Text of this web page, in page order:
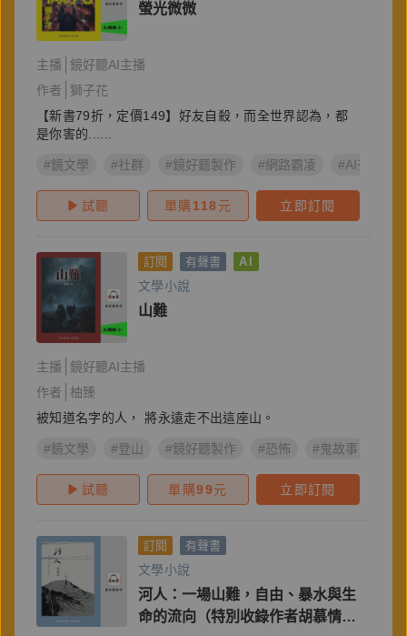
螢光微微
主播
鏡好聽AI主播
作者
獅子花
【新書79折，定價149】好友自殺，而全世界認為，都
是你害的......
#鏡文學 #社群 #鏡好聽製作 #網路霸凌 #AI有聲書
試聽 單購118元 立即訂閱
訂閱 有聲書 AI
文學小說
山難
主播
鏡好聽AI主播
作者
柚臻
被知道名字的人， 將永遠走不出這座山。
#鏡文學 #登山 #鏡好聽製作 #恐怖 #鬼故事
試聽 單購99元 立即訂閱
訂閱 有聲書
文學小說
河人：一場山難，自由、暴水與生
命的流向（特別收錄作者胡慕情親